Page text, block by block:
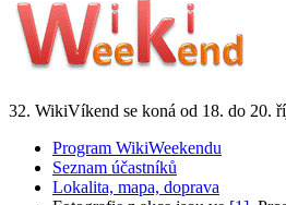
32. WikiVíkend se koná od 18. do 20.
Program WikiWeekendu
Seznam účastníků
Lokalita, mapa, doprava